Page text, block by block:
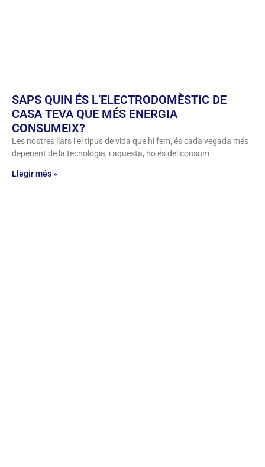
SAPS QUIN ÉS L’ELECTRODOMÈSTIC DE
CASA TEVA QUE MÉS ENERGIA
CONSUMEIX?
Les nostres llars i el tipus de vida que hi fem, és cada vegada més
depenent de la tecnologia, i aquesta, ho és del consum
Llegir més »